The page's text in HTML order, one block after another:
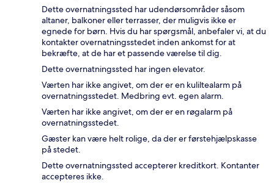
Dette overnatningssted har udendørsområder såsom
altaner, balkoner eller terrasser, der muligvis ikke er
egnede for børn. Hvis du har spørgsmål, anbefaler vi, at du
kontakter overnatningsstedet inden ankomst for at
bekræfte, at de har et passende værelse til dig.
Dette overnatningssted har ingen elevator.
Værten har ikke angivet, om der er en kuliltealarm på
overnatningsstedet. Medbring evt. egen alarm.
Værten har ikke angivet, om der er en røgalarm på
overnatningsstedet.
Gæster kan være helt rolige, da der er førstehjælpskasse
på stedet.
Dette overnatningssted accepterer kreditkort. Kontanter
accepteres ikke.